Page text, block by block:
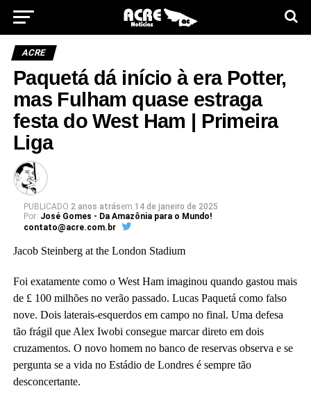
ACRE
Paquetá dá início à era Potter,
mas Fulham quase estraga
festa do West Ham | Primeira
Liga
PUBLICADO 2 anos atrásem 14 de janeiro de 2025
Por: José Gomes - Da Amazônia para o Mundo!
contato@acre.com.br
Jacob Steinberg at the London Stadium
Foi exatamente como o West Ham imaginou quando gastou mais
de £ 100 milhões no verão passado. Lucas Paquetá como falso
nove. Dois laterais-esquerdos em campo no final. Uma defesa
tão frágil que Alex Iwobi consegue marcar direto em dois
cruzamentos. O novo homem no banco de reservas observa e se
pergunta se a vida no Estádio de Londres é sempre tão
desconcertante.